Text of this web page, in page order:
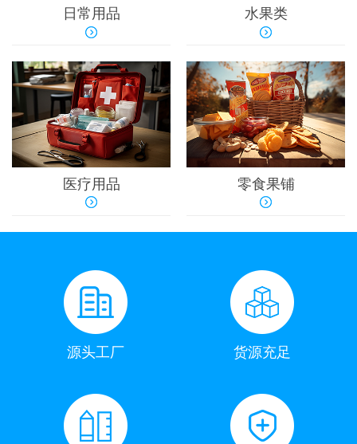
日常用品 水果类
医疗用品 零食果铺
源头工厂 货源充足